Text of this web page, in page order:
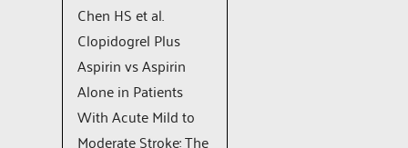
Chen HS et al.
Clopidogrel Plus
Aspirin vs Aspirin
Alone in Patients
With Acute Mild to
Moderate Stroke: The